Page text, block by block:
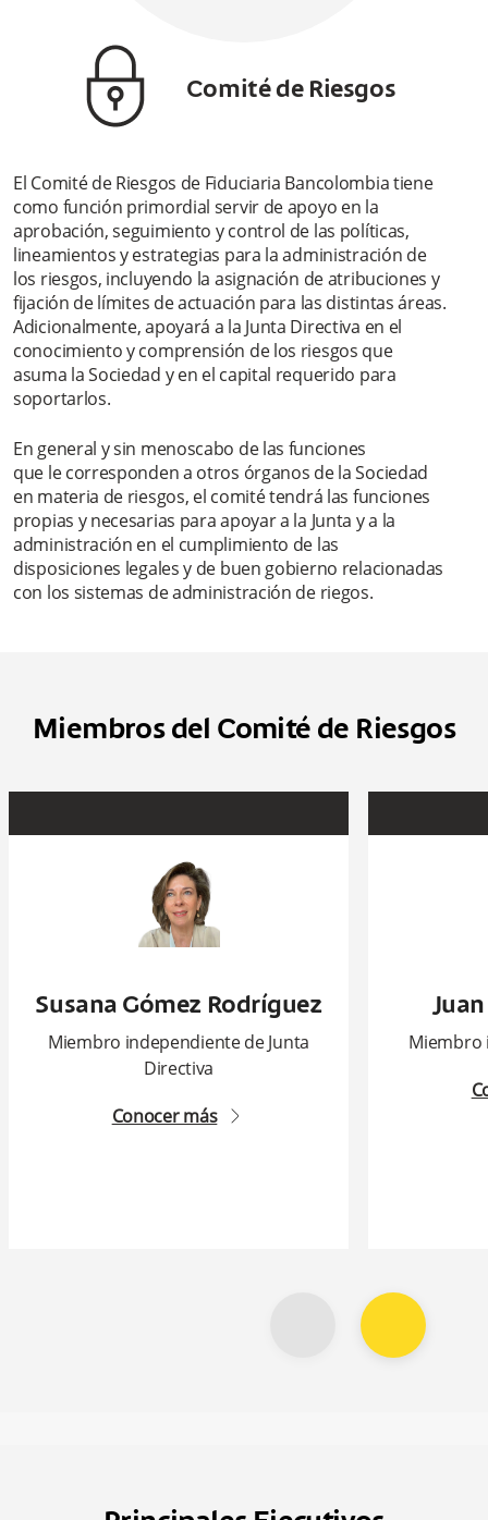
Comité de Riesgos
El Comité de Riesgos de Fiduciaria Bancolombia tiene
como función primordial servir de apoyo en la
aprobación, seguimiento y control de las políticas,
lineamientos y estrategias para la administración de
los riesgos, incluyendo la asignación de atribuciones y
fijación de límites de actuación para las distintas áreas.
Adicionalmente, apoyará a la Junta Directiva en el
conocimiento y comprensión de los riesgos que
asuma la Sociedad y en el capital requerido para
soportarlos.
En general y sin menoscabo de las funciones
que le corresponden a otros órganos de la Sociedad
en materia de riesgos, el comité tendrá las funciones
propias y necesarias para apoyar a la Junta y a la
administración en el cumplimiento de las
disposiciones legales y de buen gobierno relacionadas
con los sistemas de administración de riegos.
Miembros del Comité de Riesgos
Susana Gómez Rodríguez
Miembro independiente de Junta
Directiva
Conocer más
arrow2-right
Miembro